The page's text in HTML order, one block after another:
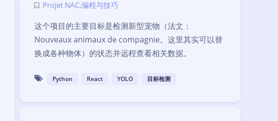
Projet NAC,编程与技巧
这个项目的主要目标是检测新型宠物（法文：
Nouveaux animaux de compagnie。这里其实可以替
换成各种物体）的状态并远程查看相关数据。
Python React YOLO 目标检测